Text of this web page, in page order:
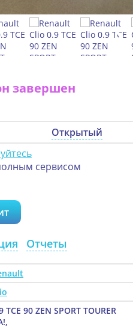
завершен
Открытый
сервисом
Отчеты
TCE 90 ZEN SPORT TOURER